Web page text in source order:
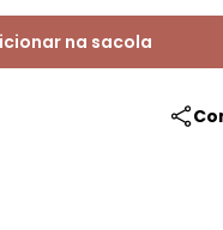
na sacola